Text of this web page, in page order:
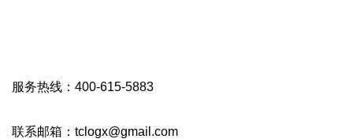
服务热线：400-615-5883
联系邮箱：tclogx@gmail.com